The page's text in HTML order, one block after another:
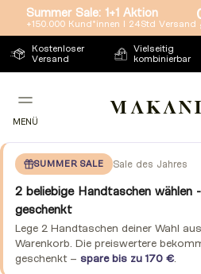
Direkt
zum
Inhalt
Summer Sale: 1+1 Aktion
+150.000 Kund*innen l 24Std Versand
Kostenloser
Versand
Vielseitig
kombinierbar
MENÜ
SUMMER SALE Sale des Jahres
2 beliebige Handtaschen wählen
geschenkt
Lege 2 Handtaschen deiner Wahl
Warenkorb. Die preiswertere
geschenkt – spare bis zu 170 €